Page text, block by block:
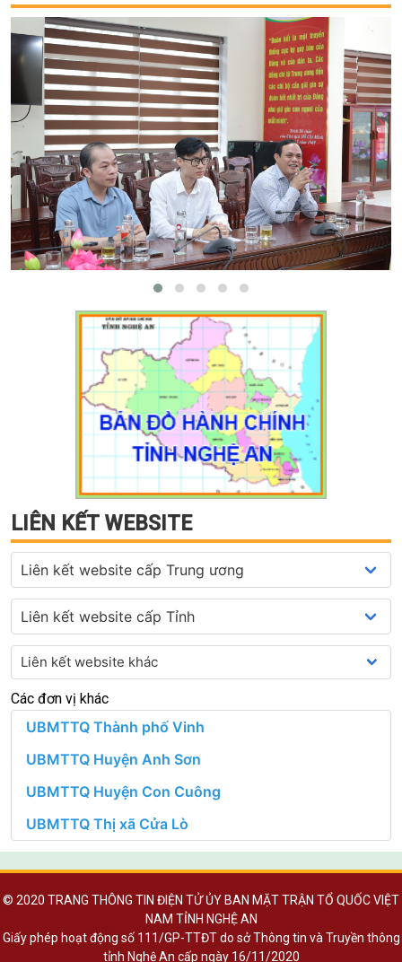
LIÊN KẾT WEBSITE
Các đơn vị khác
© 2020 TRANG THÔNG TIN ĐIỆN TỬ ỦY BAN MẶT TRẬN TỔ QUỐC VIỆT
NAM TỈNH NGHỆ AN
Giấy phép hoạt động số 111/GP-TTĐT do sở Thông tin và Truyền thông
tỉnh Nghệ An cấp ngày 16/11/2020